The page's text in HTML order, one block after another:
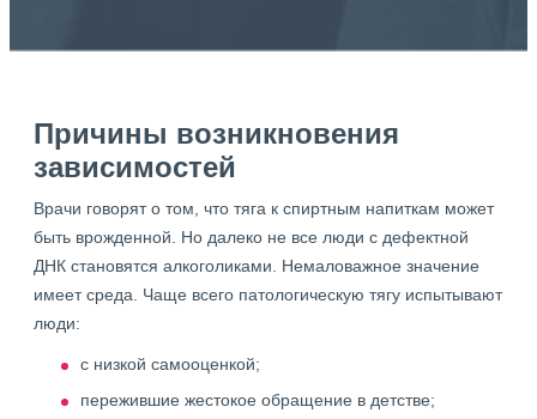
Причины возникновения
зависимостей
Врачи говорят о том, что тяга к спиртным напиткам может
быть врожденной. Но далеко не все люди с дефектной
ДНК становятся алкоголиками. Немаловажное значение
имеет среда. Чаще всего патологическую тягу испытывают
люди:
с низкой самооценкой;
пережившие жестокое обращение в детстве;